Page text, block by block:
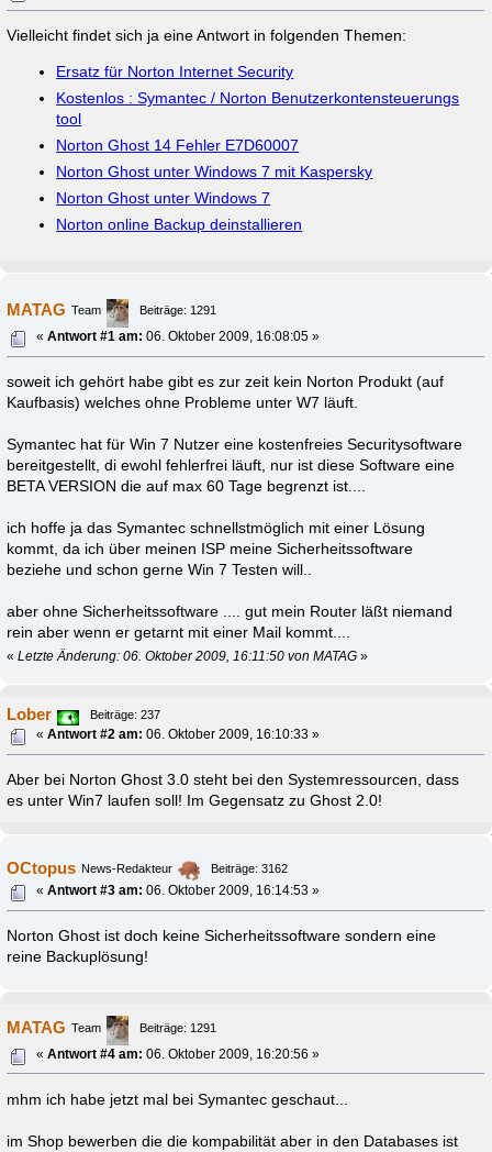
Vielleicht findet sich ja eine Antwort in folgenden Themen:
Ersatz für Norton Internet Security
Kostenlos : Symantec / Norton Benutzerkontensteuerungs
tool
Norton Ghost 14 Fehler E7D60007
Norton Ghost unter Windows 7 mit Kaspersky
Norton Ghost unter Windows 7
Norton online Backup deinstallieren
MATAG Team
Beiträge: 1291
«Antwort #1 am: 06. Oktober 2009, 16:08:05 »
soweit ich gehört habe gibt es zur zeit kein Norton Produkt (auf
Kaufbasis) welches ohne Probleme unter W7 läuft.
Symantec hat für Win 7 Nutzer eine kostenfreies Securitysoftware
bereitgestellt, di ewohl fehlerfrei läuft, nur ist diese Software eine
BETA VERSION die auf max 60 Tage begrenzt ist....
ich hoffe ja das Symantec schnellstmöglich mit einer Lösung
kommt, da ich über meinen ISP meine Sicherheitssoftware
beziehe und schon gerne Win 7 Testen will..
aber ohne Sicherheitssoftware .... gut mein Router läßt niemand
rein aber wenn er getarnt mit einer Mail kommt....
«Letzte Änderung: 06. Oktober 2009, 16:11:50 von MATAG »
Lober
Beiträge: 237
«Antwort #2 am: 06. Oktober 2009, 16:10:33 »
Aber bei Norton Ghost 3.0 steht bei den Systemressourcen, dass
es unter Win7 laufen soll! Im Gegensatz zu Ghost 2.0!
OCtopus News-Redakteur
Beiträge: 3162
«Antwort #3 am: 06. Oktober 2009, 16:14:53 »
Norton Ghost ist doch keine Sicherheitssoftware sondern eine
reine Backuplösung!
MATAG Team
Beiträge: 1291
«Antwort #4 am: 06. Oktober 2009, 16:20:56 »
mhm ich habe jetzt mal bei Symantec geschaut...
im Shop bewerben die die kompabilität aber in den Databases ist